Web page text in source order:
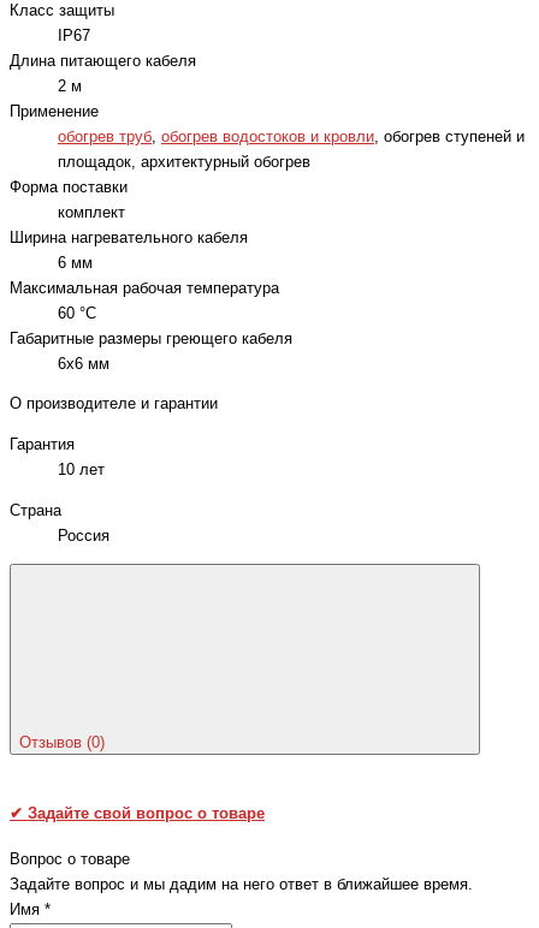
Класс защиты
IP67
Длина питающего кабеля
2 м
Применение
обогрев труб, обогрев водостоков и кровли, обогрев ступеней и
площадок, архитектурный обогрев
Форма поставки
комплект
Ширина нагревательного кабеля
6 мм
Максимальная рабочая температура
60 °C
Габаритные размеры греющего кабеля
6x6 мм
О производителе и гарантии
Гарантия
10 лет
Страна
Россия
Отзывов (0)
✔ Задайте свой вопрос о товаре
Вопрос о товаре
Задайте вопрос и мы дадим на него ответ в ближайшее время.
Имя *